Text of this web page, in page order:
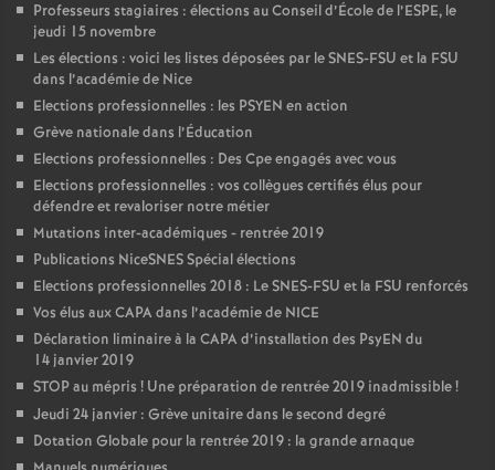
Professeurs stagiaires : élections au Conseil d’École de l’ESPE, le
jeudi 15 novembre
Les élections : voici les listes déposées par le SNES-FSU et la FSU
dans l’académie de Nice
Elections professionnelles : les PSYEN en action
Grève nationale dans l’Éducation
Elections professionnelles : Des Cpe engagés avec vous
Elections professionnelles : vos collègues certifiés élus pour
défendre et revaloriser notre métier
Mutations inter-académiques - rentrée 2019
Publications NiceSNES Spécial élections
Elections professionnelles 2018 : Le SNES-FSU et la FSU renforcés
Vos élus aux CAPA dans l’académie de NICE
Déclaration liminaire à la CAPA d’installation des PsyEN du
14 janvier 2019
STOP au mépris ! Une préparation de rentrée 2019 inadmissible!
Jeudi 24 janvier : Grève unitaire dans le second degré
Dotation Globale pour la rentrée 2019 : la grande arnaque